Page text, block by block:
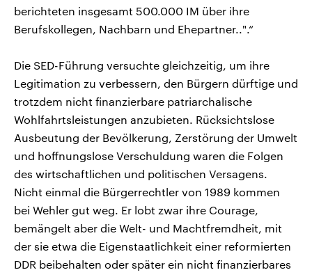
berichteten insgesamt 500.000 IM über ihre
Berufskollegen, Nachbarn und Ehepartner..".“
Die SED-Führung versuchte gleichzeitig, um ihre
Legitimation zu verbessern, den Bürgern dürftige und
trotzdem nicht finanzierbare patriarchalische
Wohlfahrtsleistungen anzubieten. Rücksichtslose
Ausbeutung der Bevölkerung, Zerstörung der Umwelt
und hoffnungslose Verschuldung waren die Folgen
des wirtschaftlichen und politischen Versagens.
Nicht einmal die Bürgerrechtler von 1989 kommen
bei Wehler gut weg. Er lobt zwar ihre Courage,
bemängelt aber die Welt- und Machtfremdheit, mit
der sie etwa die Eigenstaatlichkeit einer reformierten
DDR beibehalten oder später ein nicht finanzierbares